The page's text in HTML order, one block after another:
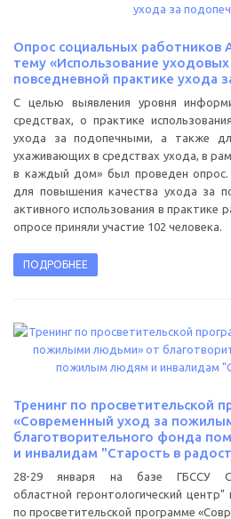
Опрос социальных работников
тему «Использование уходовых
повседневной практике ухода
С целью выявления уровня
средствах, о практике
ухода за подопечными, а также
ухаживающих в средствах ухода, в
в каждый дом» был проведен опрос.
для повышения качества ухода за
активного использования в практике
опросе приняли участие 102 человека.
ПОДРОБНЕЕ
Тренинг по просветительской
«Современный уход за
благотворительного фонда
и инвалидам "Старость в
28-29 января на базе ГБССУ
областной геронтологический
по просветительской программе